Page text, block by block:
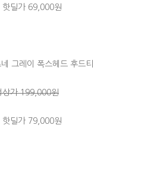
핫딜가 69,000원
그레이 폭스헤드 후드티
상가 199,000원
핫딜가 79,000원